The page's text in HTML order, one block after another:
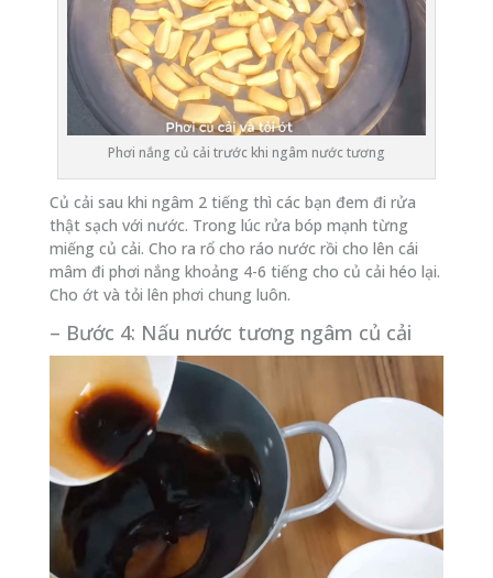
Phơi nắng củ cải trước khi ngâm nước tương
Củ cải sau khi ngâm 2 tiếng thì các bạn đem đi rửa
thật sạch với nước. Trong lúc rửa bóp mạnh từng
miếng củ cải. Cho ra rổ cho ráo nước rồi cho lên cái
mâm đi phơi nắng khoảng 4-6 tiếng cho củ cải héo lại.
Cho ớt và tỏi lên phơi chung luôn.
– Bước 4: Nấu nước tương ngâm củ cải